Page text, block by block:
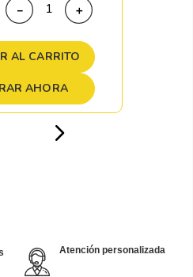
＋
－
AL CARRITO
AHORA
Atención personalizada